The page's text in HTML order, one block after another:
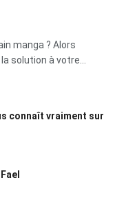
manga ? Alors
solution à votre...
connaît vraiment sur